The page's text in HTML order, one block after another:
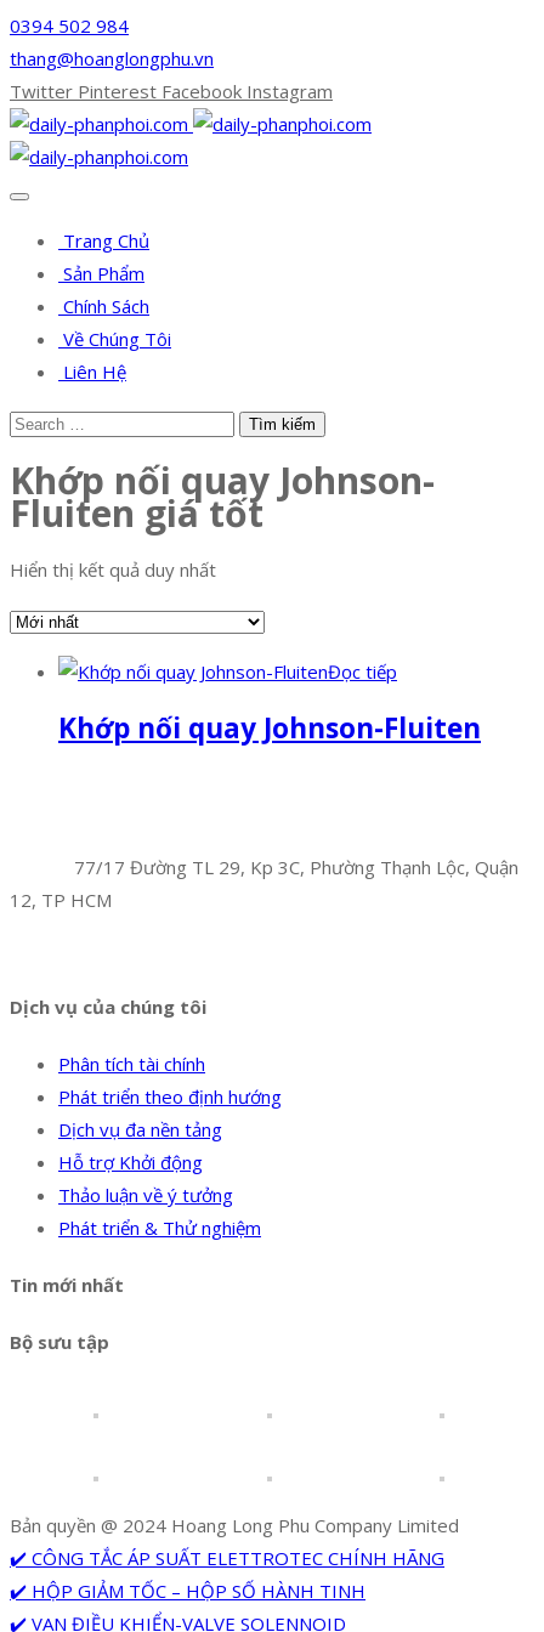
0394 502 984
thang@hoanglongphu.vn
Twitter Pinterest Facebook Instagram
Trang Chủ
Sản Phẩm
Chính Sách
Về Chúng Tôi
Liên Hệ
Khớp nối quay Johnson-
Fluiten giá tốt
Hiển thị kết quả duy nhất
Đọc tiếp
Khớp nối quay Johnson-Fluiten
77/17 Đường TL 29, Kp 3C, Phường Thạnh Lộc, Quận
12, TP HCM
Dịch vụ của chúng tôi
Phân tích tài chính
Phát triển theo định hướng
Dịch vụ đa nền tảng
Hỗ trợ Khởi động
Thảo luận về ý tưởng
Phát triển & Thử nghiệm
Tin mới nhất
Bộ sưu tập
Bản quyền @ 2024 Hoang Long Phu Company Limited
✔️ CÔNG TẮC ÁP SUẤT ELETTROTEC CHÍNH HÃNG
✔️ HỘP GIẢM TỐC – HỘP SỐ HÀNH TINH
✔️ VAN ĐIỀU KHIỂN-VALVE SOLENNOID